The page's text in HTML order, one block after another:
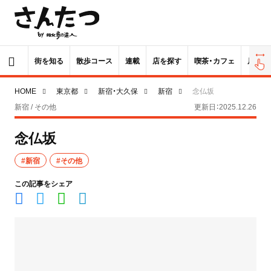
街を知る 散歩コース 連載 店を探す 喫茶・カフェ 居酒屋
HOME 東京都 新宿・大久保 新宿
念仏坂
新宿 / その他
更新日：2025.12.26
念仏坂
#新宿 #その他
この記事をシェア